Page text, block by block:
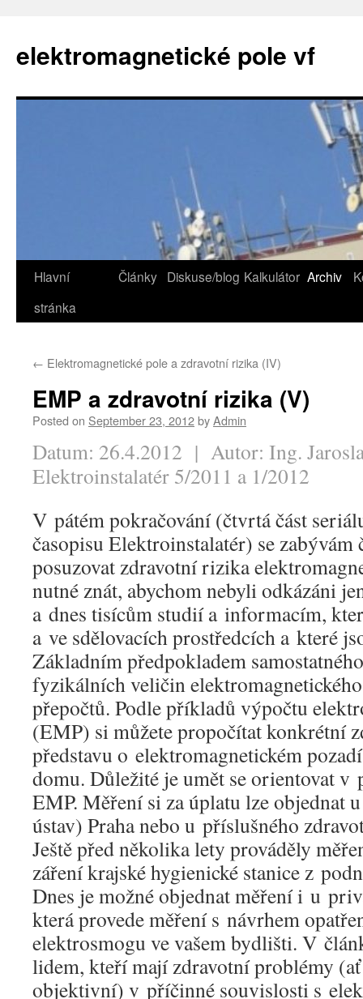
elektromagnetické pole vf
Skip
Hlavní
stránka
Články Diskuse/blog Kalkulátor Archiv
← Elektromagnetické pole a zdravotní rizika (IV)
EMP a zdravotní rizika (V)
Posted on September 23, 2012byAdmin
Datum: 26.4.2012 | Autor: Ing.
Elektroinstalatér 5/2011 a 1/2012
V pátém pokračování (čtvrtá část
časopisu Elektroinstalatér) se zabývám
posuzovat zdravotní rizika
nutné znát, abychom nebyli odkázáni
a dnes tisícům studií a informacím,
a ve sdělovacích prostředcích a které
Základním předpokladem
fyzikálních veličin
přepočtů. Podle příkladů výpočtu
(EMP) si můžete propočítat konkrétní
představu o elektromagnetickém
domu. Důležité je umět se orientovat
EMP. Měření si za úplatu lze objednat
ústav) Praha nebo u příslušného
Ještě před několika lety prováděly
záření krajské hygienické stanice z
Dnes je možné objednat měření i u
která provede měření s návrhem
elektrosmogu ve vašem bydlišti. V
lidem, kteří mají zdravotní problémy
objektivní) v příčinné souvislosti s